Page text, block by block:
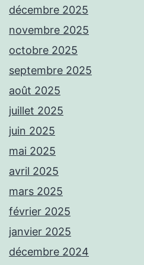
décembre 2025
novembre 2025
octobre 2025
septembre 2025
août 2025
juillet 2025
juin 2025
mai 2025
avril 2025
mars 2025
février 2025
janvier 2025
décembre 2024